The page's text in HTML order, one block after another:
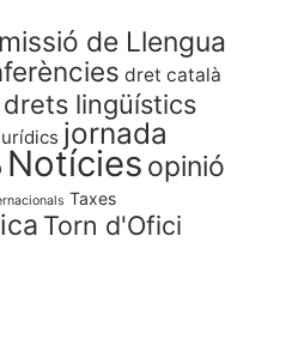
de Llengua
dret català
drets lingüístics
jornada
Notícies opinió
Taxes
Torn d'Ofici